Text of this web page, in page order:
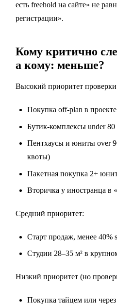
есть freehold на сайте» не
регистрации».
Кому критично
а кому: меньше?
Высокий приоритет
Покупка off-plan в
Бутик-комплексы under
Пентхаусы и юниты over
квоты)
Пакетная покупка 2+
Вторичка у иностранца в
Средний приоритет:
Старт продаж, менее 40%
Студии 28–35 м² в
Низкий приоритет (но
Покупка тайцем или